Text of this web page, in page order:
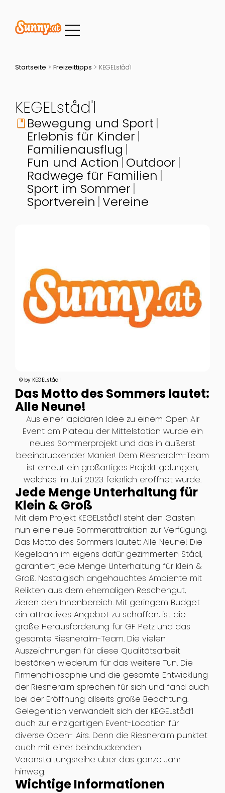
Startseite > Freizeittipps > KEGELståd'l
KEGELståd'l
book Bewegung und Sport
Erlebnis für Kinder
Familienausflug
Fun und Action Outdoor
Radwege für Familien
Sport im Sommer
Sportverein Vereine
© by KEGELståd'l
Das Motto des Sommers lautet:
Alle Neune!
Aus einer lapidaren Idee zu einem Open Air
Event am Plateau der Mittelstation wurde ein
neues Sommerprojekt und das in äußerst
beeindruckender Manier! Dem Riesneralm-Team
ist erneut ein großartiges Projekt gelungen,
welches im Juli 2023 feierlich eröffnet wurde.
Jede Menge Unterhaltung für
Klein & Groß
Mit dem Projekt KEGELståd’l steht den Gästen
nun eine neue Sommerattraktion zur Verfügung.
Das Motto des Sommers lautet: Alle Neune! Die
Kegelbahn im eigens dafür gezimmerten Stådl,
garantiert jede Menge Unterhaltung für Klein &
Groß. Nostalgisch angehauchtes Ambiente mit
Relikten aus dem ehemaligen Reschengut,
zieren den Innenbereich. Mit geringem Budget
ein attraktives Angebot zu schaffen, ist die
große Herausforderung für GF Petz und das
gesamte Riesneralm-Team. Die vielen
Auszeichnungen für diese Qualitätsarbeit
bestärken wiederum für das weitere Tun. Die
Firmenphilosophie und die gesamte Entwicklung
der Riesneralm sprechen für sich und fand auch
bei der Eröffnung allseits große Beachtung.
Gelegentlich verwandelt sich der KEGELståd’l
auch zur einzigartigen Event-Location für
diverse Open- Airs. Denn die Riesneralm punktet
auch mit einer beindruckenden
Veranstaltungsreihe über das ganze Jahr
hinweg.
Wichtige Informationen